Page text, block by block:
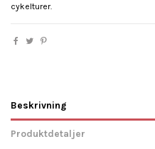
cykelturer.
Beskrivning
Produktdetaljer